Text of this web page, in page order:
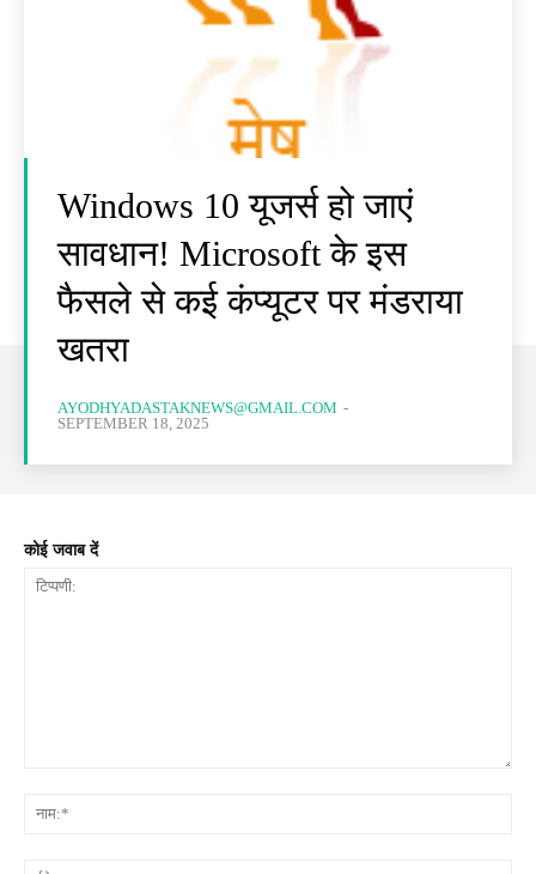
Windows 10 यूजर्स हो जाएं
सावधान! Microsoft के इस
फैसले से कई कंप्यूटर पर मंडराया
खतरा
AYODHYADASTAKNEWS@GMAIL.COM -
SEPTEMBER 18, 2025
कोई जवाब दें